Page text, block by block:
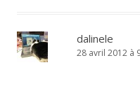
dalinele
28 avril 2012 à